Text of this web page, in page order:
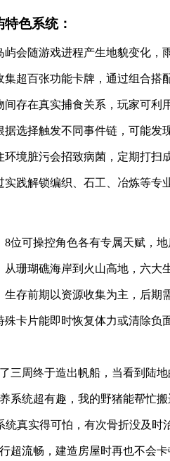
色系统：
屿会随游戏进程产生地貌变化
集超百张功能卡牌，通过组合
间存在真实捕食关系，玩家可
据选择触发不同事件链，可能发
环境脏污会招致病菌，定期打扫
实践解锁编织、石工、冶炼等专
8位可操控角色各有专属天赋，
从珊瑚礁海岸到火山高地，六大
生存前期以资源收集为主，后期
殊卡片能即时恢复体力或清除负
三周终于造出帆船，当看到陆
系统超有趣，我的野猪能帮忙
统真实得可怕，有次骨折没及时
超流畅，建造房屋时再也不会